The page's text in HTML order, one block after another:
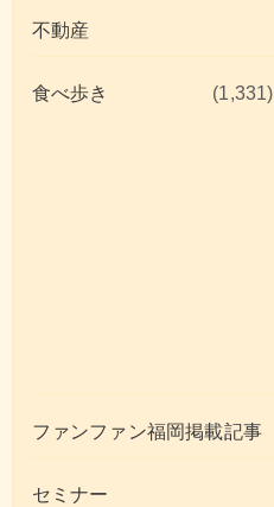
不動産
食べ歩き (1,331)
ファンファン福岡掲載記事
セミナー